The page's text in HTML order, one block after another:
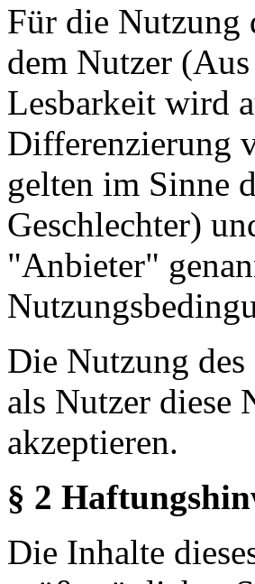
Für die Nutzung
dem Nutzer
Lesbarkeit wird
Differenzierung
gelten im Sinne
Geschlechter)
"Anbieter"
Die Nutzung
als Nutzer diese
akzeptieren.
§ 2
Die Inhalte